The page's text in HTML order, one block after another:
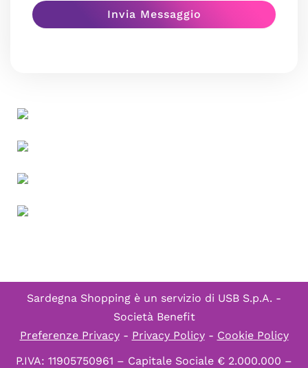
Sardegna Shopping è un servizio di USB S.p.A. -
Società Benefit
Preferenze Privacy- Privacy Policy- Cookie Policy
P.IVA: 11905750961 – Capitale Sociale € 2.000.000 –